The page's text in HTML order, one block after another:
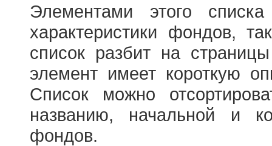
Элементами этого
характеристики фондов,
список разбит на
элемент имеет короткую
Список можно
названию, начальной и
фондов.